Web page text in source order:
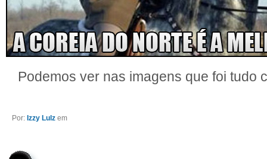
Podemos ver nas imagens que foi tudo
Por: Izzy Lulz em